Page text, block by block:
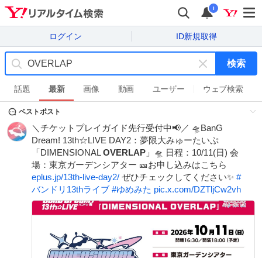
i
ログイン ID新規取得
キ
ー
ワ
ド
を
消
す
検索
話題 最新 画像 動画 ユーザー ウェブ検索
ベストポスト
＼チケットプレイガイド先行受付中📢／ 🛸BanG
Dream! 13th☆LIVE DAY2：夢限大みゅーたいぷ
「DIMENSIONALOVERLAP 」🛸 日程：10/11(日) 会
場：東京ガーデンシアター 🎫お申し込みはこちら
eplus.jp/13th-live-day2/ ぜひチェックしてください✨ #
バンドリ13thライブ #ゆめみた pic.x.com/DZTljCw2vh